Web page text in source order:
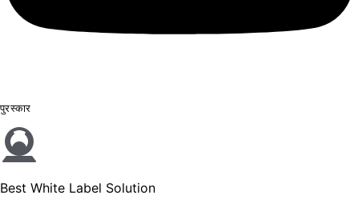
पुरस्कार
Best White Label Solution